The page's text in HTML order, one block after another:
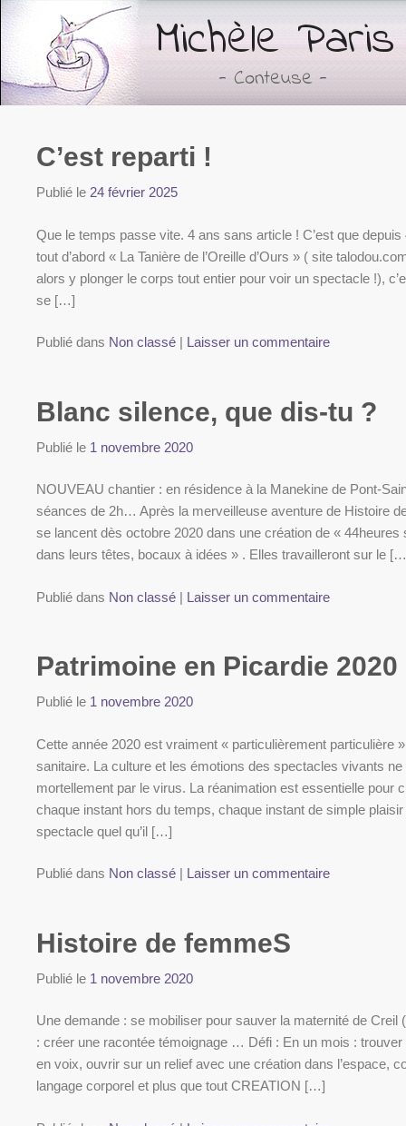
Michèle Paris
- Conteuse -
C’est reparti !
Publié le 24 février 2025
Que le temps passe vite. 4 ans sans article ! C’est que
tout d’abord « La Tanière de l’Oreille d’Ours » ( site
alors y plonger le corps tout entier pour voir un spectacle !),
se […]
Publié dans Non classé | Laisser un commentaire
Blanc silence, que dis-tu ?
Publié le 1 novembre 2020
NOUVEAU chantier : en résidence à la Manekine de Pont-
séances de 2h… Après la merveilleuse aventure de Histoire
se lancent dès octobre 2020 dans une création de «
dans leurs têtes, bocaux à idées » . Elles travailleront sur le
Publié dans Non classé | Laisser un commentaire
Patrimoine en Picardie 2020
Publié le 1 novembre 2020
Cette année 2020 est vraiment « particulièrement particulière
sanitaire. La culture et les émotions des spectacles vivants
mortellement par le virus. La réanimation est essentielle pour
chaque instant hors du temps, chaque instant de simple
spectacle quel qu’il […]
Publié dans Non classé | Laisser un commentaire
Histoire de femmeS
Publié le 1 novembre 2020
Une demande : se mobiliser pour sauver la maternité de
: créer une racontée témoignage … Défi : En un mois :
en voix, ouvrir sur un relief avec une création dans l’espace,
langage corporel et plus que tout CREATION […]